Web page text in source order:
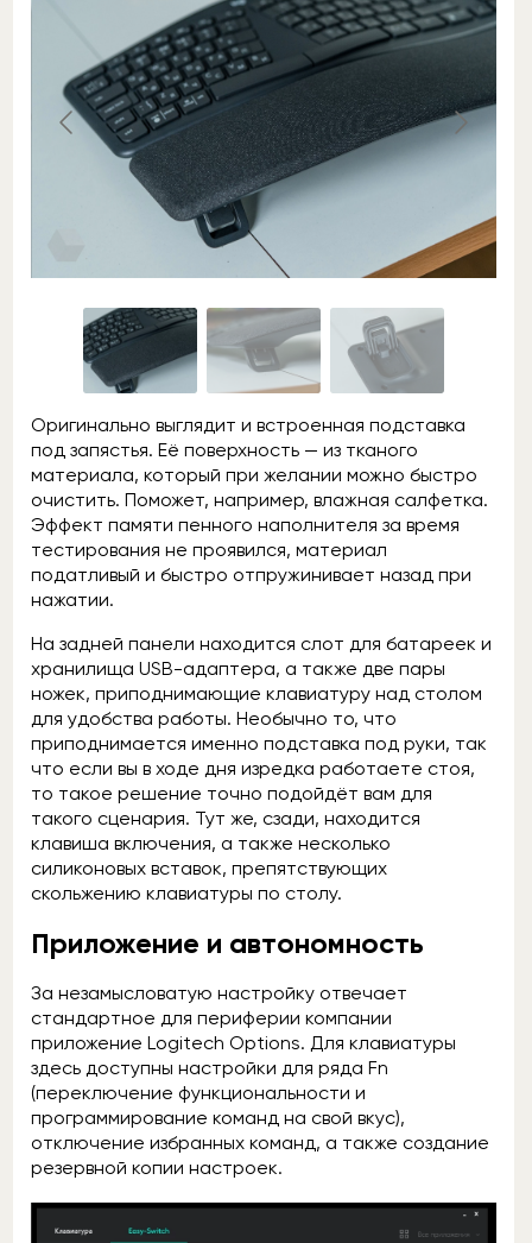
Оригинально выглядит и встроенная подставка
под запястья. Её поверхность — из тканого
материала, который при желании можно быстро
очистить. Поможет, например, влажная салфетка.
Эффект памяти пенного наполнителя за время
тестирования не проявился, материал
податливый и быстро отпружинивает назад при
нажатии.
На задней панели находится слот для батареек и
хранилища USB-адаптера, а также две пары
ножек, приподнимающие клавиатуру над столом
для удобства работы. Необычно то, что
приподнимается именно подставка под руки, так
что если вы в ходе дня изредка работаете стоя,
то такое решение точно подойдёт вам для
такого сценария. Тут же, сзади, находится
клавиша включения, а также несколько
силиконовых вставок, препятствующих
скольжению клавиатуры по столу.
Приложение и автономность
За незамысловатую настройку отвечает
стандартное для периферии компании
приложение Logitech Options. Для клавиатуры
здесь доступны настройки для ряда Fn
(переключение функциональности и
программирование команд на свой вкус),
отключение избранных команд, а также создание
резервной копии настроек.